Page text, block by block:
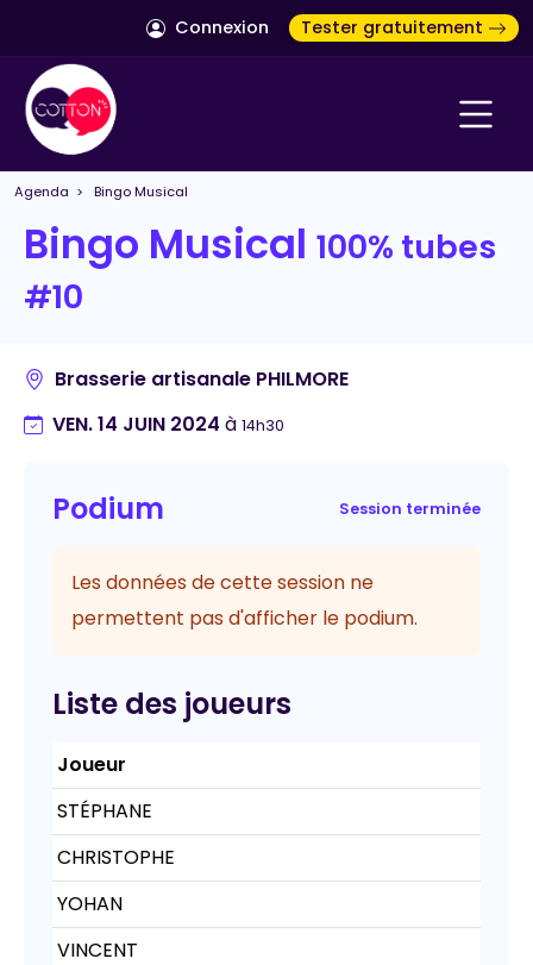
Connexion Tester gratuitement
Agenda > Bingo Musical
Bingo Musical 100% tubes
#10
Brasserie artisanale PHILMORE
VEN. 14 JUIN 2024 à 14h30
Podium Session terminée
Les données de cette session ne
permettent pas d'afficher le podium.
Liste des joueurs
Joueur
STÉPHANE
CHRISTOPHE
YOHAN
VINCENT